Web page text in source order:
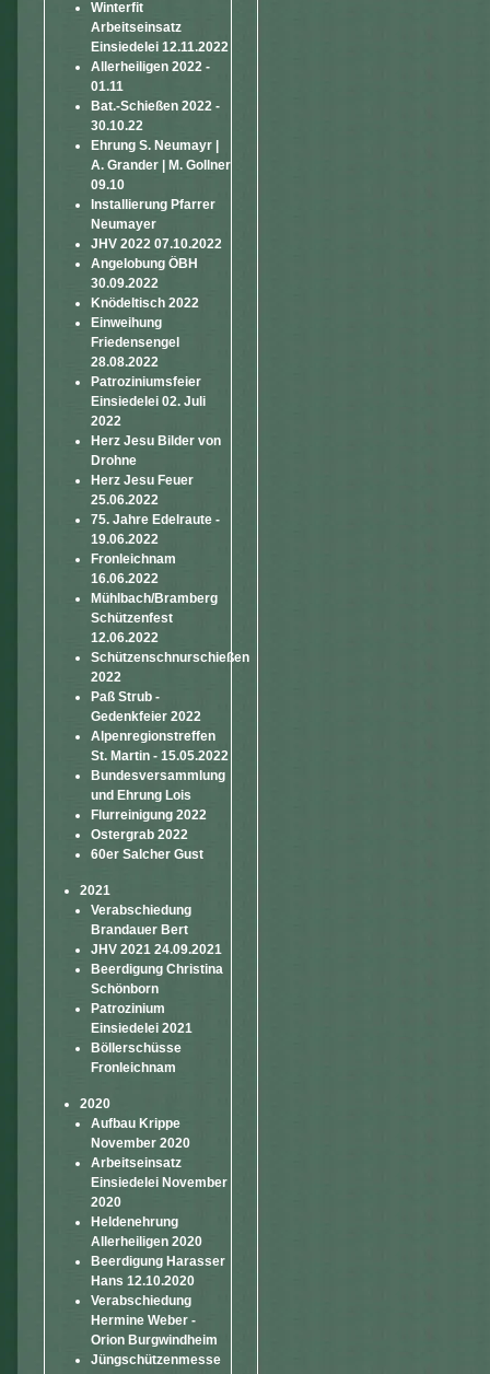
Winterfit
Arbeitseinsatz
Einsiedelei 12.11.2022
Allerheiligen 2022 -
01.11
Bat.-Schießen 2022 -
30.10.22
Ehrung S. Neumayr |
A. Grander | M. Gollner
09.10
Installierung Pfarrer
Neumayer
JHV 2022 07.10.2022
Angelobung ÖBH
30.09.2022
Knödeltisch 2022
Einweihung
Friedensengel
28.08.2022
Patroziniumsfeier
Einsiedelei 02. Juli
2022
Herz Jesu Bilder von
Drohne
Herz Jesu Feuer
25.06.2022
75. Jahre Edelraute -
19.06.2022
Fronleichnam
16.06.2022
Mühlbach/Bramberg
Schützenfest
12.06.2022
Schützenschnurschießen
2022
Paß Strub -
Gedenkfeier 2022
Alpenregionstreffen
St. Martin - 15.05.2022
Bundesversammlung
und Ehrung Lois
Flurreinigung 2022
Ostergrab 2022
60er Salcher Gust
2021
Verabschiedung
Brandauer Bert
JHV 2021 24.09.2021
Beerdigung Christina
Schönborn
Patrozinium
Einsiedelei 2021
Böllerschüsse
Fronleichnam
2020
Aufbau Krippe
November 2020
Arbeitseinsatz
Einsiedelei November
2020
Heldenehrung
Allerheiligen 2020
Beerdigung Harasser
Hans 12.10.2020
Verabschiedung
Hermine Weber -
Orion Burgwindheim
Jüngschützenmesse